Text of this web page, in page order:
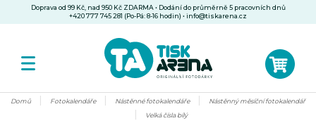
Doprava od 99 Kč, nad 950 Kč ZDARMA • Dodání do průměrně 5 pracovních dnů
+420 777 745 281 (Po-Pá: 8-16 hodin) •info@tiskarena.cz
Domů Fotokalendáře Nástěnné fotokalendáře
Nástěnný měsíční fotokalendář
Velká čísla bílý